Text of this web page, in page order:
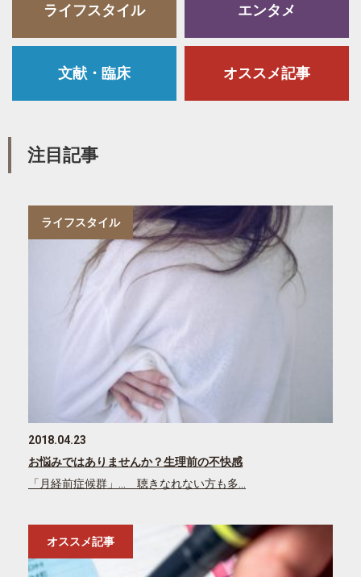
ライフスタイル エンタメ
文献・臨床 オススメ記事
注目記事
ライフスタイル
2018.04.23
お悩みではありませんか？生理前の不快感
「月経前症候群」… 聴きなれない方も多…
オススメ記事